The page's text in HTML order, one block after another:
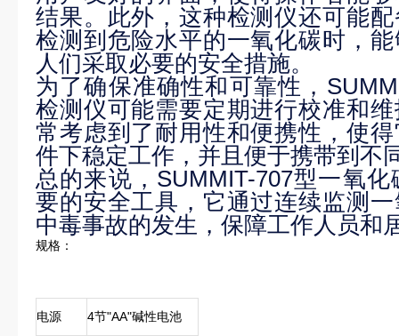
结果。此外，这种检测仪还可能
检测到危险水平的一氧化碳时，
人们采取必要的安全措施。
为了确保准确性和可靠性，
检测仪可能需要定期进行校准和
常考虑到了耐用性和便携性，使
件下稳定工作，并且便于携带到不
总的来说，SUMMIT-707型一氧
要的安全工具，它通过连续监测
中毒事故的发生，保障工作人员和
规格：
电源 4节"AA"碱性电池